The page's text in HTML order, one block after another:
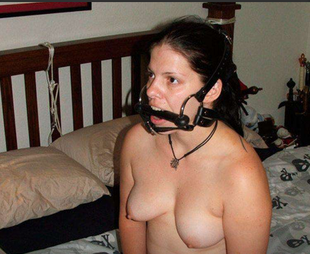
Profil irreführend ist oder falsche Informationen enthält oder ob ein Nutzer dieser
Website Sie täuschen oder betrügen will.
Wir setzen auf unserer Website Cookies ein. Cookies sind kleine Dateien, die
zusammen mit den eigentlich angeforderten Daten aus dem Internet an Ihren Browser
übermittelt werden und die es ermöglichen, auf Ihrem Zugriffsgerät spezifische, auf das
Gerät bezogene Informationen zu speichern.
Seien Sie vorsichtig, wenn Sie über diese Website mit Fremden kommunizieren. Sie
wissen schließlich nie, ob diese gute oder schlechte Absichten hegen. Verwenden Sie
auf der Website daher nie Ihren Nachnamen, E-Mail-Adresse, Wohn- oder
Arbeitsanschrift, Telefonnummer oder andere auf Sie zurückführbare Angaben.
Setzt jemand Sie über diese Website unter Druck, um z. B. persönliche
oder finanzielle Angaben zu machen? Beenden Sie dann unverzüglich
die Kommunikation mit dieser Person. Bedenken Sie, dass Menschen in
der Lage sind, sich solche Angaben auf listige Weise von Ihnen zu
erschleichen. Kommunizieren Sie daher über diese Website immer
aufmerksam und vorsichtig.
behält sich das Recht vor, selbst Profile auf dieser Website zu
erstellen und darüber Nachrichten an Sie als Nutzer zu senden. Mit Ihrer Nutzung
dieser Website verstehen und akzeptieren Sie, dass einige der Profile auf dieser
Website fingiert sind. Diese fingierten Profile dienen lediglich dem Austausch von
Nachrichten; physische Vereinbarungen mit Personen hinter fingierten Profilen sind
folglich nicht möglich.
Verhindern Sie, dass Ihre minderjährigen Kinder mit erotischen oder für Minderjährige
anderweitig ungeeigneten Netzinhalten in Berührung kommen. Dafür einige Tips:
Installieren Sie ein Jugendschutzprogramm auf Ihrem Gerät. Beispielsweise